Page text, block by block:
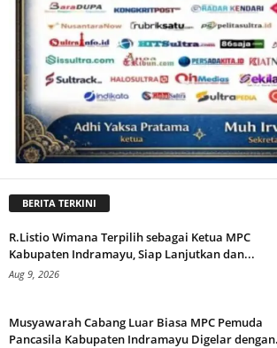
BERITA TERKINI
R.Listio Wimana Terpilih sebagai Ketua MPC
Kabupaten Indramayu, Siap Lanjutkan dan...
Aug 9, 2026
Musyawarah Cabang Luar Biasa MPC Pemuda
Pancasila Kabupaten Indramayu Digelar